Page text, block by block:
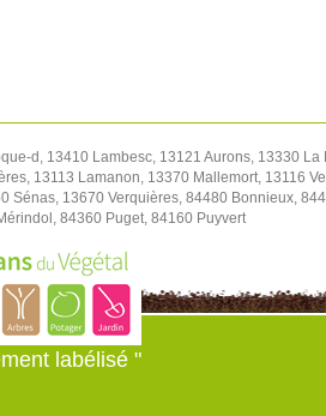
d, 13410 Lambesc, 13121 Aurons, 13330
13113 Lamanon, 13370 Mallemort, 13116
13670 Verquières, 84480 Bonnieux,
84360 Puget, 84160 Puyvert
labélisé "